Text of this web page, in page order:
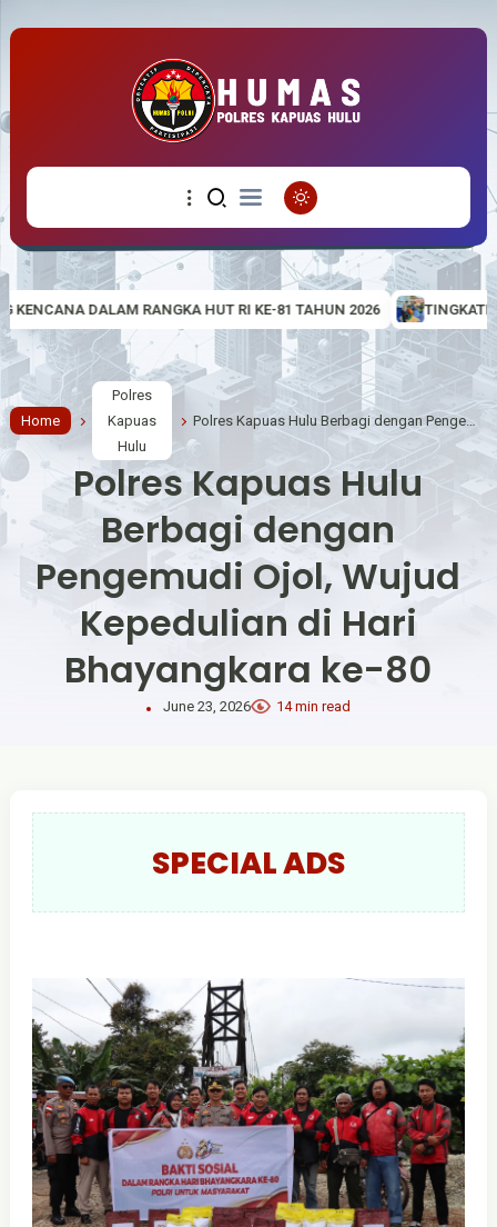
HUT RI KE-81 TAHUN 2026 TINGKATKAN KETERAMPILAN
Home
Polres
Kapuas
Hulu
Polres Kapuas Hulu Berbagi dengan Pengemudi Ojol, Wujud Kepedulian di Hari Bhayangkara ke-80
Polres Kapuas Hulu
Berbagi dengan
Pengemudi Ojol, Wujud
Kepedulian di Hari
Bhayangkara ke-80
June 23, 2026 14 min read
SPECIAL ADS